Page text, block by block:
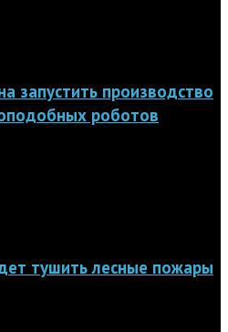
запустить производство
роботов
тушить лесные пожары